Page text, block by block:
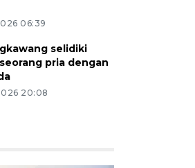
06:39
selidiki
pria dengan
20:08